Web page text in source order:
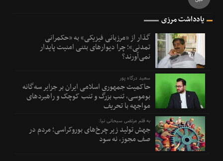
یادداشت مرزی
گذار از «مرزبانی فیزیکی» به «حکمرانی
تمدنی»؛ چرا دیوارهای بتنی امنیت پایدار
نمی‌آورند؟
سعید درگاه پور
حاکمیت جمهوری اسلامی ایران بر جزایر سه‌گانه
بوموسی، تنب بزرگ و‌ تنب کوچک و راهبردهای
مواجهه با تحریف
به قلم مرتضی سبحانی نیا:
جهش تولید زیر چرخ‌های بوروکراسی؛ مردم در
صف مجوز، نه سود